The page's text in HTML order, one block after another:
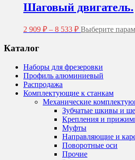
Шаговый двигатель.
2 909 ₽ – 8 533 ₽Диапазон
–
8
Выберите
Каталог
Наборы для фрезеровки
Профиль алюминиевый
Распродажа
Комплектующие к станкам
Механические
Зубчатые шкивы и
Крепления и
Муфты
Направляющие и
Поворотные оси
Прочие